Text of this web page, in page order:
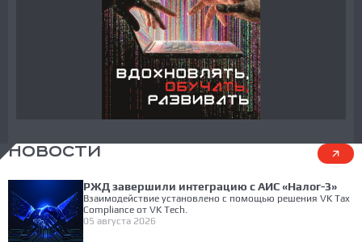
НОВОСТИ
РЖД завершили интеграцию с АИС «Налог-3»
Взаимодействие установлено с помощью решения VK Tax
Compliance от VK Tech.
05 августа 2026